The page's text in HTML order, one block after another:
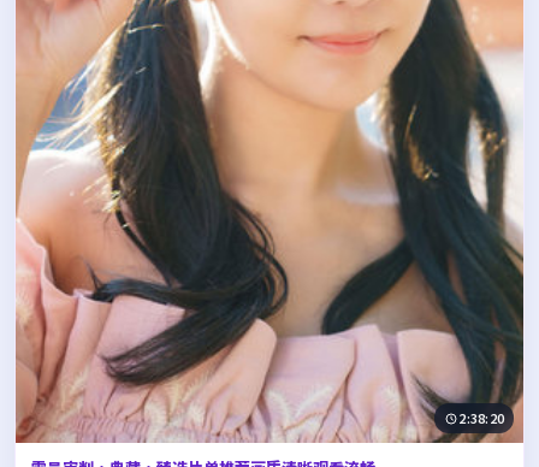
2:38:20